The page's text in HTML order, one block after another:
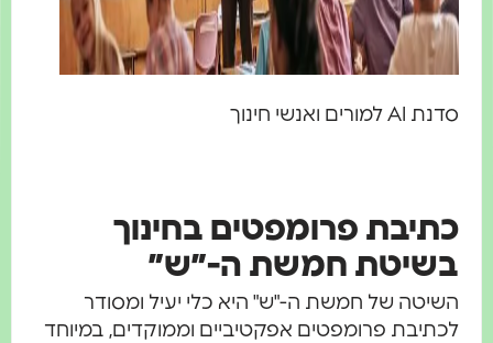
סדנת AI למורים ואנשי חינוך
כתיבת פרומפטים בחינוך
בשיטת חמשת ה-״ש״
השיטה של חמשת ה-"ש" היא כלי יעיל ומסודר
לכתיבת פרומפטים אפקטיביים וממוקדים, במיוחד